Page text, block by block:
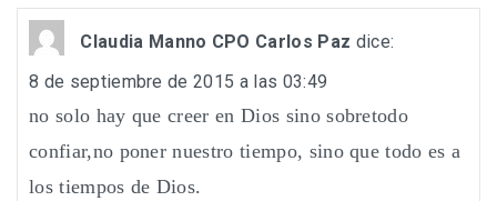
Claudia Manno CPO Carlos Paz dice:
8 de septiembre de 2015 a las 03:49
no solo hay que creer en Dios sino sobretodo
confiar,no poner nuestro tiempo, sino que todo es a
los tiempos de Dios.